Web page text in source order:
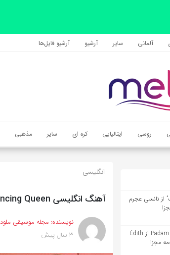
آلمانی سایر آرشیو آرشیو فایل‌‎ها
روسی ایتالیایی کره ای سایر مذهبی
صفحه را با دوستان خود به
کپی لینک
از نانسی عجرم
آهنگ فرانسوی Padam padam از Édith
انگلیسی
آهنگ انگلیسی Dancing Queen از ABBA به همراه متن و ترجمه مجزا
نویسنده: مجله موسیقی ملود
3 سال پیش